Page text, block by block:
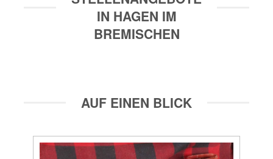
IN HAGEN IM
BREMISCHEN
AUF EINEN BLICK